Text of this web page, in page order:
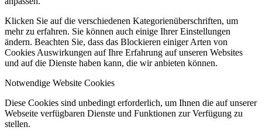
Klicken Sie auf die verschiedenen Kategorienüberschriften, um
mehr zu erfahren. Sie können auch einige Ihrer Einstellungen
ändern. Beachten Sie, dass das Blockieren einiger Arten von
Cookies Auswirkungen auf Ihre Erfahrung auf unseren Websites
und auf die Dienste haben kann, die wir anbieten können.
Notwendige Website Cookies
Diese Cookies sind unbedingt erforderlich, um Ihnen die auf unserer
Webseite verfügbaren Dienste und Funktionen zur Verfügung zu
stellen.